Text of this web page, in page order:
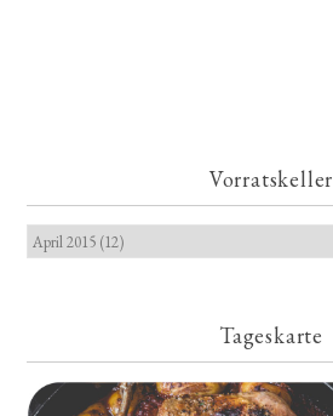
Vorratskeller
Tageskarte